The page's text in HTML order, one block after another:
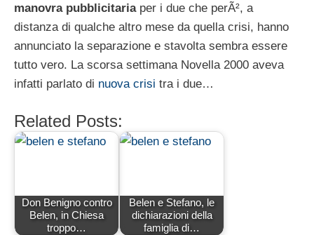
manovra pubblicitariaper i due che perÃ², a
distanza di qualche altro mese da quella crisi, hanno
annunciato la separazione e stavolta sembra essere
tutto vero. La scorsa settimana Novella 2000 aveva
infatti parlato di nuova crisi tra i due…
Related Posts:
Don Benigno contro
Belen, in Chiesa
troppo…
Belen e Stefano, le
dichiarazioni della
famiglia di…